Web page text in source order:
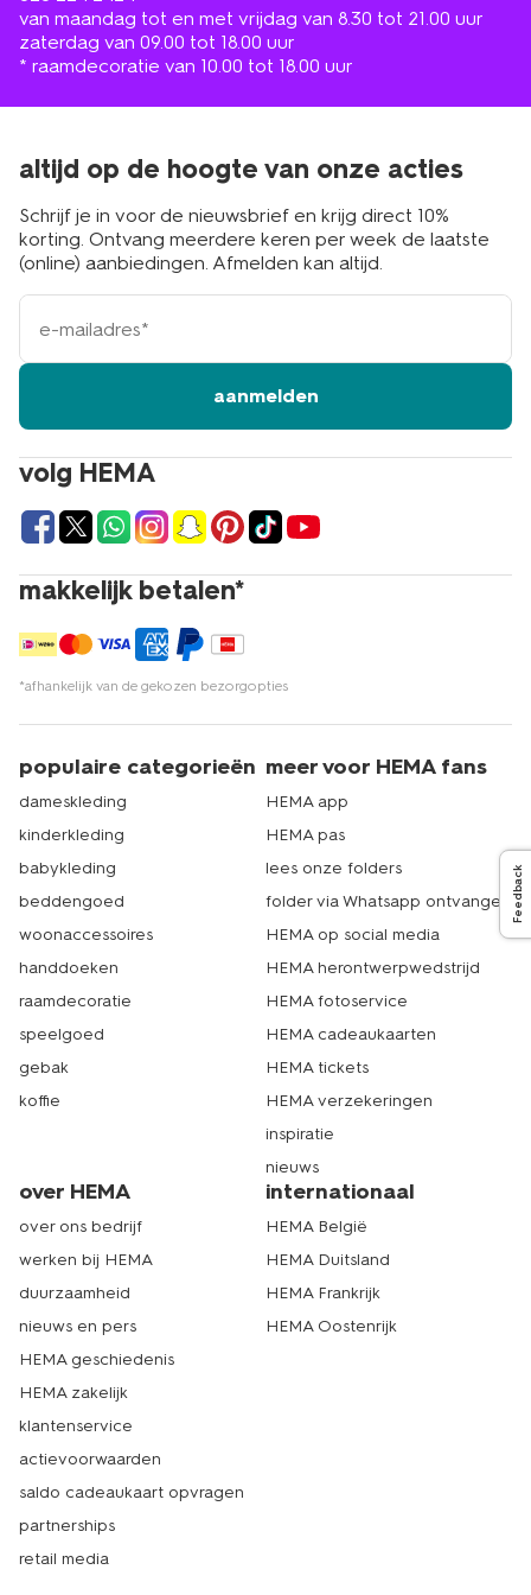
Feedback
van maandag tot en met vrijdag van 8.30 tot 21.00 uur
zaterdag van 09.00 tot 18.00 uur
* raamdecoratie van 10.00 tot 18.00 uur
volg HEMA
makkelijk betalen*
*afhankelijk van de gekozen bezorgopties
altijd op de hoogte van onze acties
Schrijf je in voor de nieuwsbrief en krijg direct 10%
korting. Ontvang meerdere keren per week de laatste
(online) aanbiedingen. Afmelden kan altijd.
e-
mailadres
aanmelden
populaire categorieën
dameskleding
kinderkleding
babykleding
beddengoed
woonaccessoires
handdoeken
raamdecoratie
speelgoed
gebak
koffie
meer voor HEMA fans
HEMA app
HEMA pas
lees onze folders
folder via Whatsapp ontvangen
HEMA op social media
HEMA herontwerpwedstrijd
HEMA fotoservice
HEMA cadeaukaarten
HEMA tickets
HEMA verzekeringen
inspiratie
nieuws
over HEMA
over ons bedrijf
werken bij HEMA
duurzaamheid
nieuws en pers
HEMA geschiedenis
HEMA zakelijk
klantenservice
actievoorwaarden
saldo cadeaukaart opvragen
partnerships
retail media
internationaal
HEMA België
HEMA Duitsland
HEMA Frankrijk
HEMA Oostenrijk